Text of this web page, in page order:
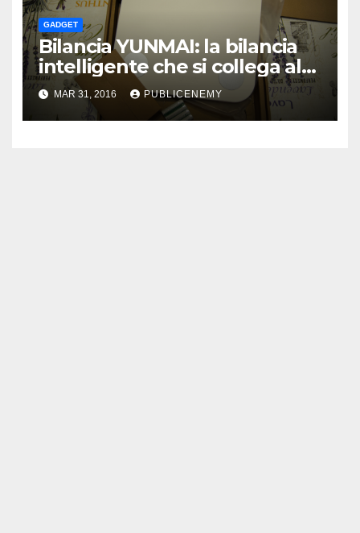
GADGET
Bilancia YUNMAI: la bilancia
intelligente che si collega al
vostro smartphone
MAR 31, 2016 PUBLICENEMY